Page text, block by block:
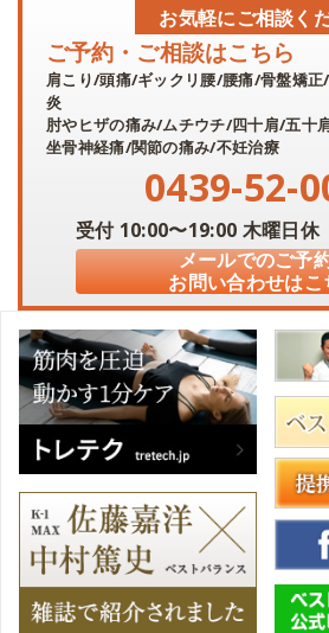
お気軽にご相談く
ご予約・ご相談はこちら
肩こり/頭痛/ギックリ腰/腰痛/骨盤矯
炎
肘やヒザの痛み/ムチウチ/四十肩/五十
坐骨神経痛/関節の痛み/不妊治療
0439-52-
受付 10:00〜19:00 木曜日休
メールでのご予
お問い合わせはこ